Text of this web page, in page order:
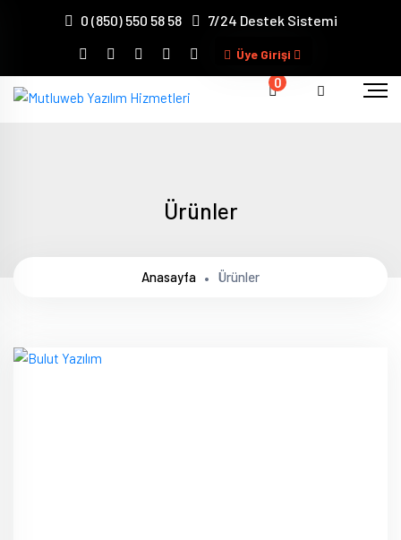
0 (850) 550 58 58 7/24 Destek Sistemi
Üye Girişi
0
Ürünler
Anasayfa Ürünler